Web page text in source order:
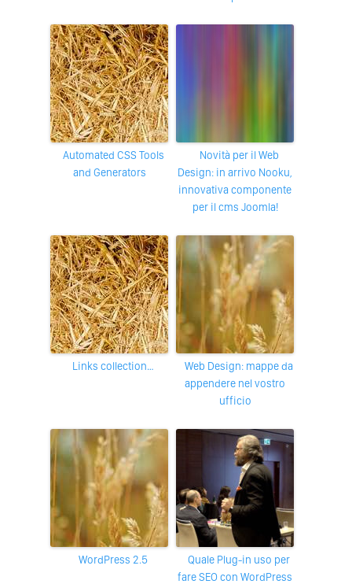
Automated CSS Tools
and Generators
Novità per il Web
Design: in arrivo Nooku,
innovativa componente
per il cms Joomla!
Links collection…
Web Design: mappe da
appendere nel vostro
ufficio
WordPress 2.5
Quale Plug-in uso per
fare SEO con WordPress